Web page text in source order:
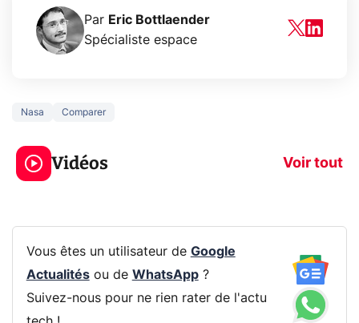
Par Eric Bottlaender
Spécialiste espace
Nasa Comparer
Vidéos Voir tout
3 écrans en 1 pour
319€ ? Voici L'AOC
CQ32G4ZA !
prochaine
Vous êtes un utilisateur de Google
Actualitésou de WhatsApp?
Suivez-nous pour ne rien rater de l'actu